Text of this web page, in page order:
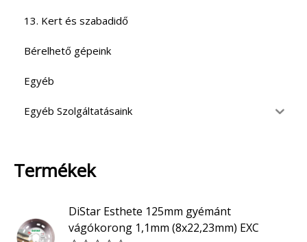
13. Kert és szabadidő
Bérelhető gépeink
Egyéb
Egyéb Szolgáltatásaink
Termékek
DiStar Esthete 125mm gyémánt
vágókorong 1,1mm (8x22,23mm) EXC